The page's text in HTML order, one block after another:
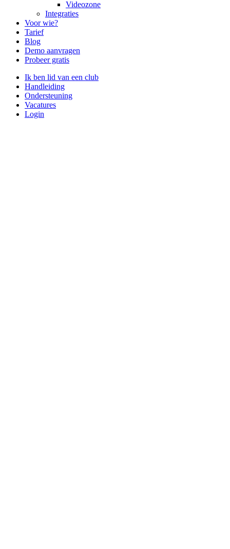
Videozone
Integraties
Voor wie?
Tarief
Blog
Demo aanvragen
Probeer gratis
Ik ben lid van een club
Handleiding
Ondersteuning
Vacatures
Login